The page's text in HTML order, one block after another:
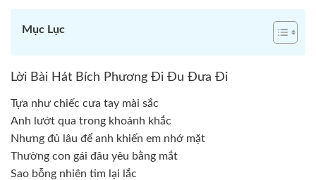
Mục Lục
Lời Bài Hát Bích Phương Đi Đu Đưa Đi
Tựa như chiếc cưa tay mài sắc
Anh lướt qua trong khoảnh khắc
Nhưng đủ lâu để anh khiến em nhớ mặt
Thường con gái đâu yêu bằng mắt
Sao bỗng nhiên tim lại lắc